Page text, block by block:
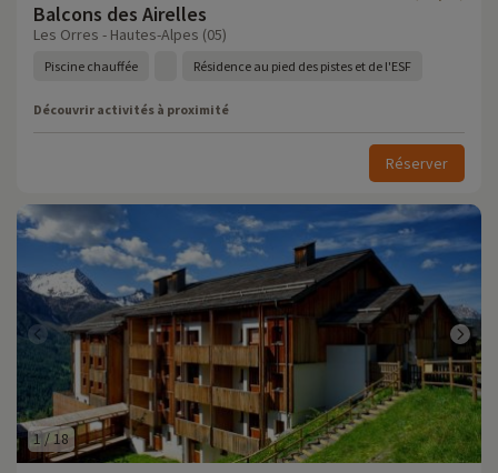
Balcons des Airelles
Les Orres - Hautes-Alpes (05)
Piscine chauffée Résidence au pied des pistes et de l'ESF
Découvrir activités à proximité
Réserver
1/18